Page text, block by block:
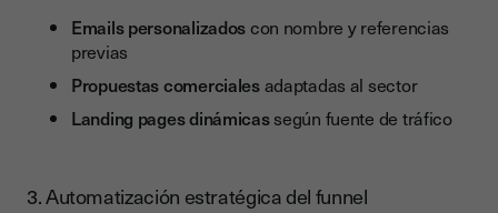
Emails personalizadoscon nombre y referencias
previas
Propuestas comercialesadaptadas al sector
Landing pages dinámicassegún fuente de tráfico
3. Automatización estratégica del funnel